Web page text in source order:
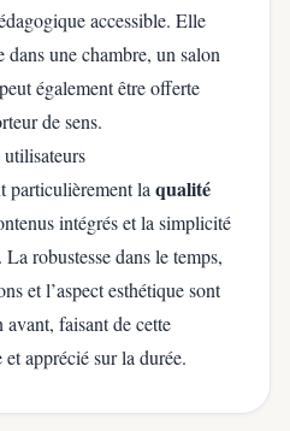
accessible. Elle
une chambre, un salon
également être offerte
de sens.
utilisateurs
particulièrement la qualité
intégrés et la simplicité
robustesse dans le temps,
et l’aspect esthétique sont
avant, faisant de cette
apprécié sur la durée.